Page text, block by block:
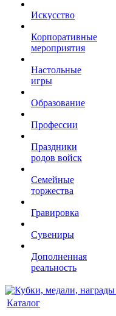
Искусство
Корпоративные
мероприятия
Настольные
игры
Образование
Профессии
Праздники
родов войск
Семейные
торжества
Гравировка
Сувениры
Дополненная
реальность
Каталог